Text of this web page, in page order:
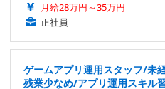
月給28万円～35万円
正社員
ゲームアプリ運用スタッフ/未
残業少なめ/アプリ運用スキル